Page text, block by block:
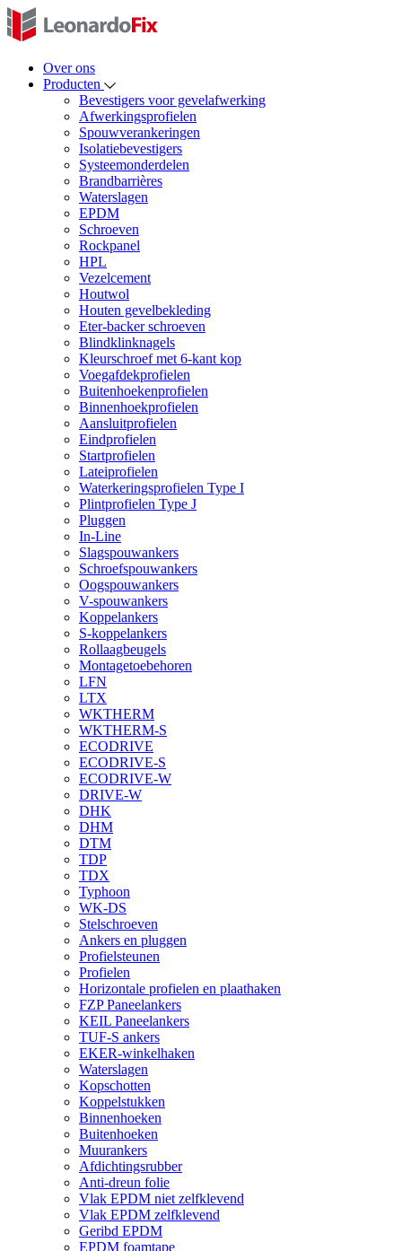
Over ons
Producten
Bevestigers voor gevelafwerking
Afwerkingsprofielen
Spouwverankeringen
Isolatiebevestigers
Systeemonderdelen
Brandbarrières
Waterslagen
EPDM
Schroeven
Rockpanel
HPL
Vezelcement
Houtwol
Houten gevelbekleding
Eter-backer schroeven
Blindklinknagels
Kleurschroef met 6-kant kop
Voegafdekprofielen
Buitenhoekenprofielen
Binnenhoekprofielen
Aansluitprofielen
Eindprofielen
Startprofielen
Lateiprofielen
Waterkeringsprofielen Type I
Plintprofielen Type J
Pluggen
In-Line
Slagspouwankers
Schroefspouwankers
Oogspouwankers
V-spouwankers
Koppelankers
S-koppelankers
Rollaagbeugels
Montagetoebehoren
LFN
LTX
WKTHERM
WKTHERM-S
ECODRIVE
ECODRIVE-S
ECODRIVE-W
DRIVE-W
DHK
DHM
DTM
TDP
TDX
Typhoon
WK-DS
Stelschroeven
Ankers en pluggen
Profielsteunen
Profielen
Horizontale profielen en plaathaken
FZP Paneelankers
KEIL Paneelankers
TUF-S ankers
EKER-winkelhaken
Waterslagen
Kopschotten
Koppelstukken
Binnenhoeken
Buitenhoeken
Muurankers
Afdichtingsrubber
Anti-dreun folie
Vlak EPDM niet zelfklevend
Vlak EPDM zelfklevend
Geribd EPDM
EPDM foamtape